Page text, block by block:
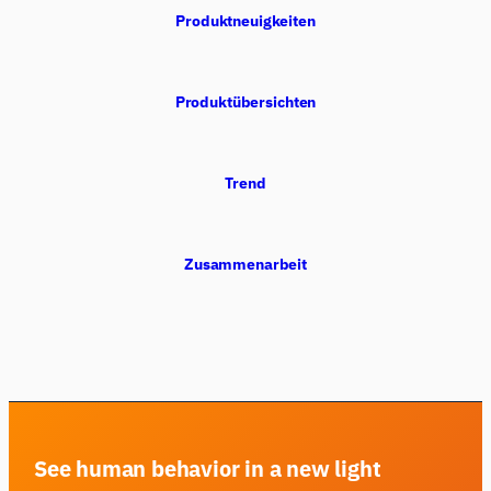
Produktneuigkeiten
Produktübersichten
Trend
Zusammenarbeit
See human behavior in a new light